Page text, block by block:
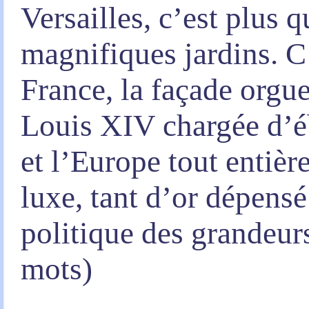
Versailles, c’est plus
magnifiques jardins.
France, la façade
Louis XIV chargée
et l’Europe tout
luxe, tant d’or
politique des
mots)